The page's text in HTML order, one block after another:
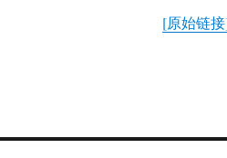
[原始链